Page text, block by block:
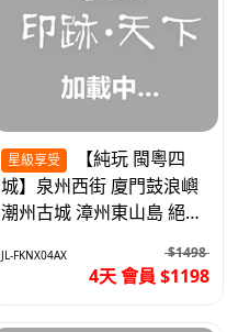
星級享受
城】泉州西街 廈門鼓浪嶼
潮州古城 漳州東山島 絕無
JL-FKNX04AX $1498
4天 會員 $1198